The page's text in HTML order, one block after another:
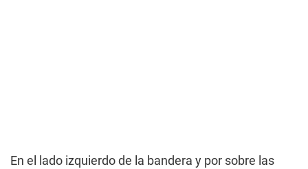
En el lado izquierdo de la bandera y por sobre las